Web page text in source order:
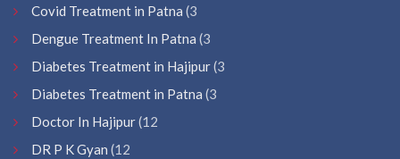
Covid Treatment in Patna (3
Dengue Treatment In Patna (3
Diabetes Treatment in Hajipur(3
Diabetes Treatment in Patna (3
Doctor In Hajipur(12
DR P K Gyan (12